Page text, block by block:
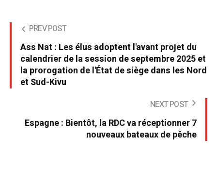
PREV POST
Ass Nat : Les élus adoptent l'avant projet du
calendrier de la session de septembre 2025 et
la prorogation de l'État de siège dans les Nord
et Sud-Kivu
NEXT POST
Espagne : Bientôt, la RDC va réceptionner 7
nouveaux bateaux de pêche